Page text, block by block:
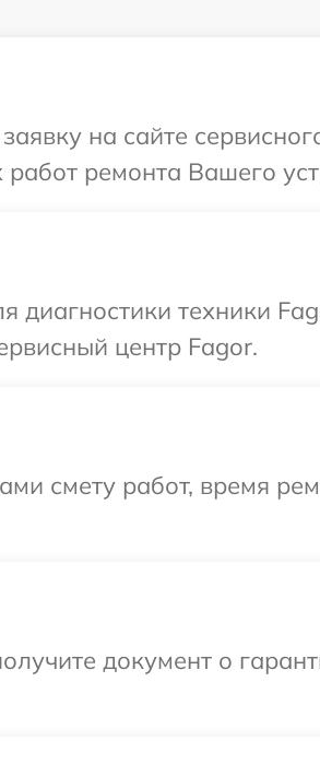
на сайте
ремонта Вашего
техники
центр Fagor.
смету работ, время
документ о